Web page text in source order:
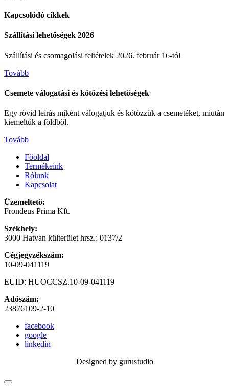
Kapcsolódó cikkek
Szállítási lehetőségek 2026
Szállítási és csomagolási feltételek 2026. február 16-tól
Tovább
Csemete válogatási és kötözési lehetőségek
Egy rövid leírás miként válogatjuk és kötözzük a csemetéket, miután
kiemeltük a földből.
Tovább
Főoldal
Termékeink
Rólunk
Kapcsolat
Üzemeltető:
Frondeus Prima Kft.
Székhely:
3000 Hatvan külterület hrsz.: 0137/2
Cégjegyzékszám:
10-09-041119
EUID: HUOCCSZ.10-09-041119
Adószám:
23876109-2-10
facebook
google
linkedin
Designed by gurustudio